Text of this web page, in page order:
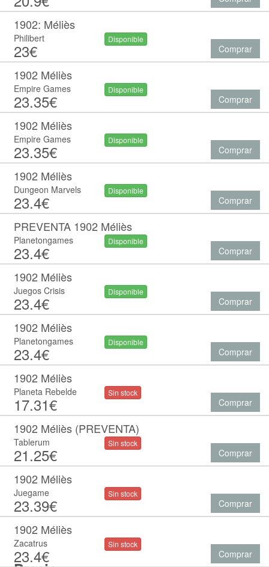
1902: Méliès
Philibert
23€
Disponible
Comprar
1902 Méliès
Empire Games
23.35€
Disponible
Comprar
1902 Méliès
Empire Games
23.35€
Disponible
Comprar
1902 Méliès
Dungeon Marvels
23.4€
Disponible
Comprar
PREVENTA 1902 Méliès
Planetongames
23.4€
Disponible
Comprar
1902 Méliès
Juegos Crisis
23.4€
Disponible
Comprar
1902 Méliès
Planetongames
23.4€
Disponible
Comprar
1902 Méliès
Planeta Rebelde
17.31€
Sin stock
Comprar
1902 Méliès (PREVENTA)
Tablerum
21.25€
Sin stock
Comprar
1902 Méliès
Juegame
23.39€
Sin stock
Comprar
1902 Méliès
Zacatrus
23.4€
Sin stock
Comprar